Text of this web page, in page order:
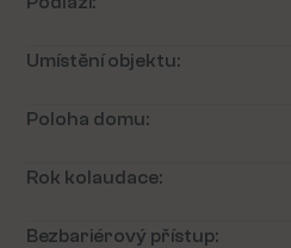
Umístění objektu:
Poloha domu:
Rok kolaudace:
Bezbariérový přístup: